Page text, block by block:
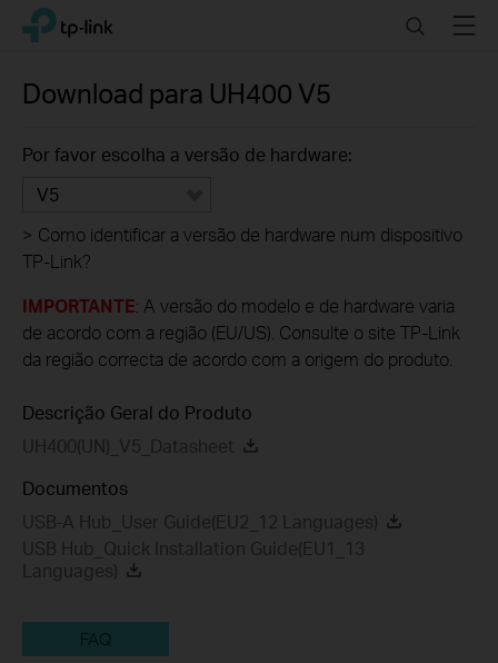
Click
navigation
TP-Link, Reliably Smart SearchMenu
Download para UH400 V5
Por favor escolha a versão de hardware:
V5
> Como identificar a versão de hardware num dispositivo
TP-Link?
IMPORTANTE: A versão do modelo e de hardware varia
de acordo com a região (EU/US). Consulte o site TP-Link
da região correcta de acordo com a origem do produto.
Descrição Geral do Produto
UH400(UN)_V5_Datasheet
Documentos
USB-A Hub_User Guide(EU2_12 Languages)
USB Hub_Quick Installation Guide(EU1_13
Languages)
FAQ